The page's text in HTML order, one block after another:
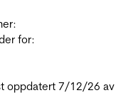
for:
oppdatert 7/12/26 av